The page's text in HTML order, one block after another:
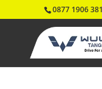
0877 1906